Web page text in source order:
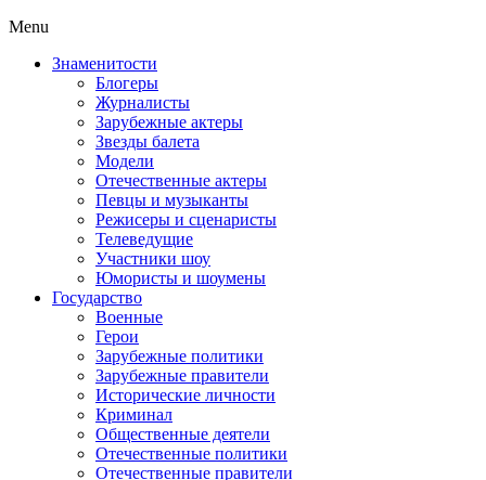
Menu
Знаменитости
Блогеры
Журналисты
Зарубежные актеры
Звезды балета
Модели
Отечественные актеры
Певцы и музыканты
Режисеры и сценаристы
Телеведущие
Участники шоу
Юмористы и шоумены
Государство
Военные
Герои
Зарубежные политики
Зарубежные правители
Исторические личности
Криминал
Общественные деятели
Отечественные политики
Отечественные правители